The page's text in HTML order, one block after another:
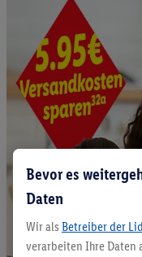
Bevor es
Daten
Wir als Betreiber der
verarbeiten Ihre Daten